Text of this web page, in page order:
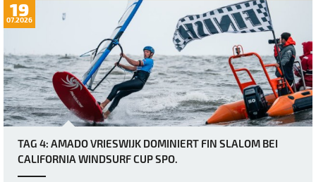
19
07.2026
TAG 4: AMADO VRIESWIJK DOMINIERT FIN SLALOM BEI
CALIFORNIA WINDSURF CUP SPO.